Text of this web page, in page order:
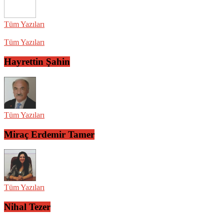
Tüm Yazıları
Tüm Yazıları
Hayrettin Şahin
Tüm Yazıları
Miraç Erdemir Tamer
Tüm Yazıları
Nihal Tezer